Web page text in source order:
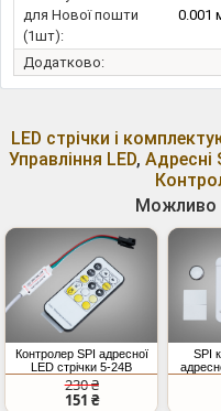
для Нової пошти
(1шт):
0.001
Додатково:
LED стрічки і
Управління LED, Адресні
Можливо
Контролер SPI адресної
LED стрічки 5-24В
230 ₴
151 ₴
SPI